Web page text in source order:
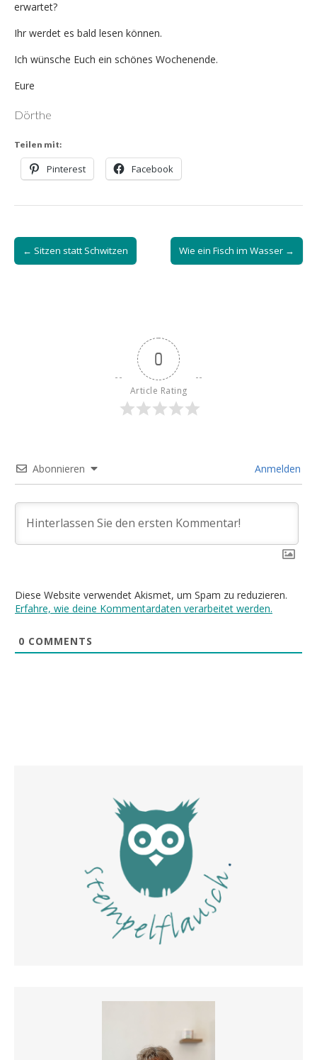
erwartet?
Ihr werdet es bald lesen können.
Ich wünsche Euch ein schönes Wochenende.
Eure
Dörthe
Teilen mit:
Pinterest Facebook
Post
navigation
← Sitzen statt Schwitzen Wie ein Fisch im Wasser →
0
Article Rating
Abonnieren Anmelden
Diese Website verwendet Akismet, um Spam zu reduzieren.
Erfahre, wie deine Kommentardaten verarbeitet werden.
0 COMMENTS